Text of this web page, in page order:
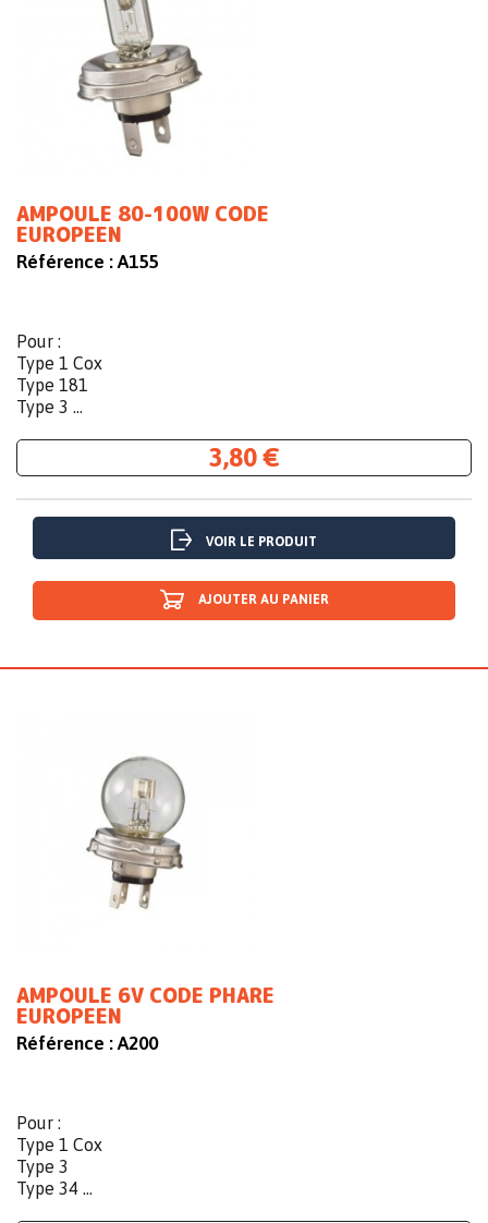
AMPOULE 80-100W CODE
EUROPEEN
Référence : A155
Pour :
Type 1 Cox
Type 181
Type 3 ...
3,80 €
VOIR LE PRODUIT
AJOUTER AU PANIER
AMPOULE 6V CODE PHARE
EUROPEEN
Référence : A200
Pour :
Type 1 Cox
Type 3
Type 34 ...